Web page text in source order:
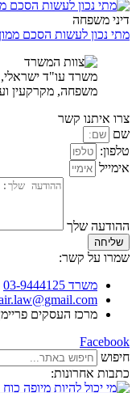
דיני משפחה
מתי נכון לעשות הסכם
משרד עו"ד ישראלי,
משפחה, מקרקעין
צרו איתנו קשר
שם
טלפון:
אימייל
ההודעה שלך
שליחה
שמרו על קשר:
משרד 03-9444125
מרכז העסקים פריימן, רחוב
Facebook
חיפוש
כתבות אחרונות: